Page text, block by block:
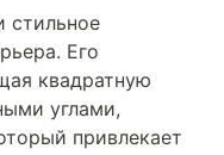
стильное
Его
квадратную
углами,
привлекает